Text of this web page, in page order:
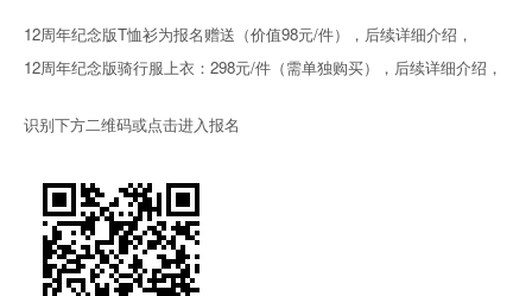
12周年纪念版T恤衫为报名赠送（价值98元/件），后续详细介绍，
12周年纪念版骑行服上衣：298元/件（需单独购买），后续详细介绍，
识别下方二维码或点击进入报名